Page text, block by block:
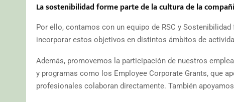
La sostenibilidad forme parte de la cultura de la
Por ello, contamos con un equipo de RSC y
incorporar estos objetivos en distintos ámbitos de
Además, promovemos la participación de nuestros
y programas como los Employee Corporate Grants, que
profesionales colaboran directamente. También